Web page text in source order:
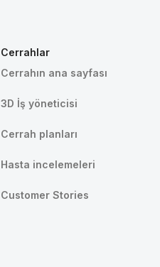
Cerrahlar
Cerrahın ana sayfası
3D İş yöneticisi
Cerrah planları
Hasta incelemeleri
Customer Stories